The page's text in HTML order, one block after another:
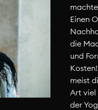
Einen
die
und
meist
Art viel
der